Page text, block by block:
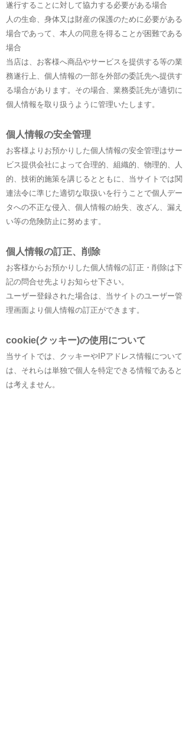
遂行することに対して協力する必要がある場合
人の生命、身体又は財産の保護のために必要がある
場合であって、本人の同意を得ることが困難である
場合
当店は、お客様へ商品やサービスを提供する等の業
務遂行上、個人情報の一部を外部の委託先へ提供す
る場合があります。その場合、業務委託先が適切に
個人情報を取り扱うように管理いたします。​
個人情報の安全管理
お客様よりお預かりした個人情報の安全管理はサー
ビス提供会社によって合理的、組織的、物理的、人
的、技術的施策を講じるとともに、当サイトでは関
連法令に準じた適切な取扱いを行うことで個人デー
タへの不正な侵入、個人情報の紛失、改ざん、漏え
い等の危険防止に努めます。
個人情報の訂正、削除
お客様からお預かりした個人情報の訂正・削除は下
記の問合せ先よりお知らせ下さい。
ユーザー登録された場合は、当サイトのユーザー管
理画面より個人情報の訂正ができます。
cookie(クッキー)の使用について
当サイトでは、クッキーやIPアドレス情報について
は、それらは単独で個人を特定できる情報であると
は考えません。